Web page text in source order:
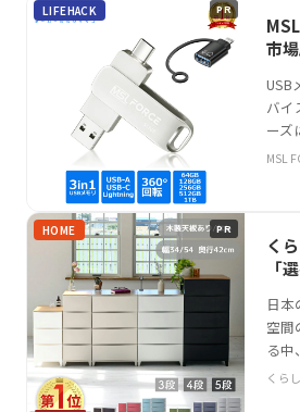
への
オフ
4TB
やゲ
備
LIFEHACK PR
市
ッ
USB
バイ
ーズ
な用
特
計の
本
デバ
360
MSL
HOME PR
く
「
収
日本
空間
る中
は
具
くら